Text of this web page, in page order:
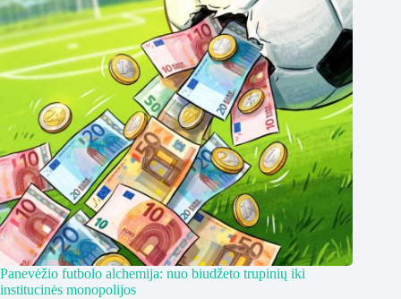
Panevėžio futbolo alchemija: nuo biudžeto trupinių iki
institucinės monopolijos